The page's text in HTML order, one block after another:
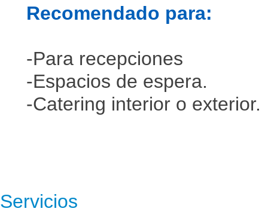
Recomendado para:
-Para recepciones
-Espacios de espera.
-Catering interior o exterior.
Servicios